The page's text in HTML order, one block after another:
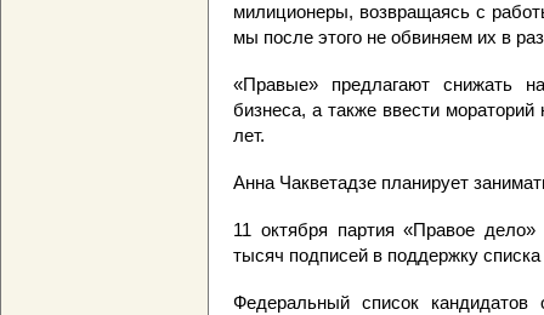
милиционеры, возвращаясь с
мы после этого не обвиняем их в
«Правые» предлагают снижать
бизнеса, а также ввести
лет.
Анна Чакветадзе планирует
11 октября партия «Правое
тысяч подписей в поддержку
Федеральный список кандидатов